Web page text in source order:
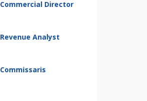
Commercial Director
Revenue Analyst
Commissaris